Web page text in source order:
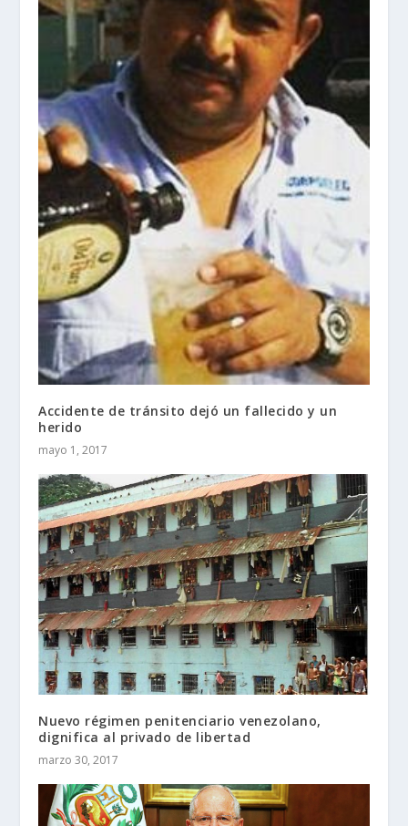
Accidente de tránsito dejó un fallecido y un
herido
mayo 1, 2017
Nuevo régimen penitenciario venezolano,
dignifica al privado de libertad
marzo 30, 2017